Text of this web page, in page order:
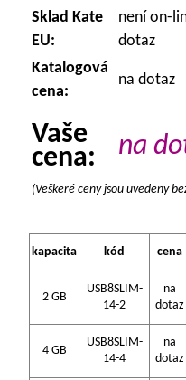
Sklad Kate
EU:
není on-
dotaz
Katalogová
cena:
na dotaz
Vaše
cena:
na
(Veškeré ceny jsou uvedeny
kapacita kód cena
2 GB
USB8SLIM-
14-2
na
dotaz
4 GB
USB8SLIM-
14-4
na
dotaz